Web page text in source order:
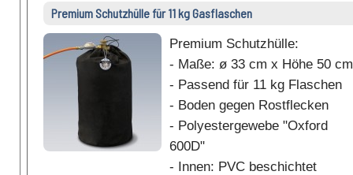
Premium Schutzhülle für 11 kg Gasflaschen
Premium Schutzhülle:
- Maße: ø 33 cm x Höhe 50 cm
- Passend für 11 kg Flaschen
- Boden gegen Rostflecken
- Polyestergewebe "Oxford
600D"
- Innen: PVC beschichtet